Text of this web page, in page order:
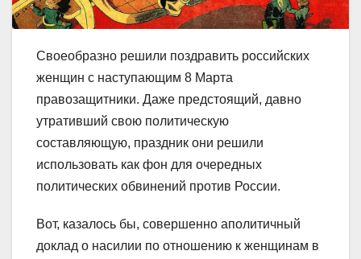
Своеобразно решили поздравить российских
женщин с наступающим 8 Марта
правозащитники. Даже предстоящий, давно
утративший свою политическую
составляющую, праздник они решили
использовать как фон для очередных
политических обвинений против России.
Вот, казалось бы, совершенно аполитичный
доклад о насилии по отношению к женщинам в